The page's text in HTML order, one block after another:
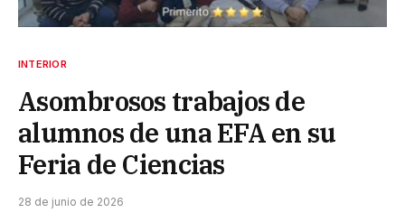
INTERIOR
Asombrosos trabajos de
alumnos de una EFA en su
Feria de Ciencias
28 de junio de 2026